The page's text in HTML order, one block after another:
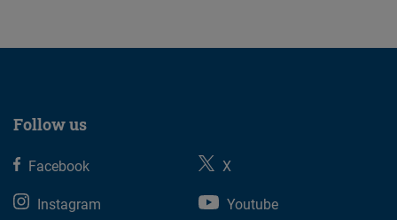
Follow us
Facebook
X
Instagram
Youtube